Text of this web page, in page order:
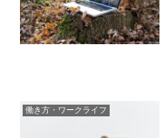
働き方・ワークライフ